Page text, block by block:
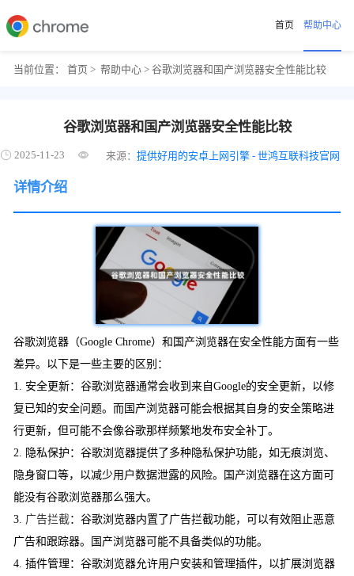
首页 帮助中心
当前位置： 首页 >帮助中心 > 谷歌浏览器和国产浏览器安全性能比较
谷歌浏览器和国产浏览器安全性能比较
2025-11-23 来源： 提供好用的安卓上网引擎 - 世鸿互联科技官网
详情介绍
谷歌浏览器（Google Chrome）和国产浏览器在安全性能方面有一些
差异。以下是一些主要的区别：
1. 安全更新：谷歌浏览器通常会收到来自Google的安全更新，以修
复已知的安全问题。而国产浏览器可能会根据其自身的安全策略进
行更新，但可能不会像谷歌那样频繁地发布安全补丁。
2. 隐私保护：谷歌浏览器提供了多种隐私保护功能，如无痕浏览、
隐身窗口等，以减少用户数据泄露的风险。国产浏览器在这方面可
能没有谷歌浏览器那么强大。
3. 广告拦截：谷歌浏览器内置了广告拦截功能，可以有效阻止恶意
广告和跟踪器。国产浏览器可能不具备类似的功能。
4. 插件管理：谷歌浏览器允许用户安装和管理插件，以扩展浏览器